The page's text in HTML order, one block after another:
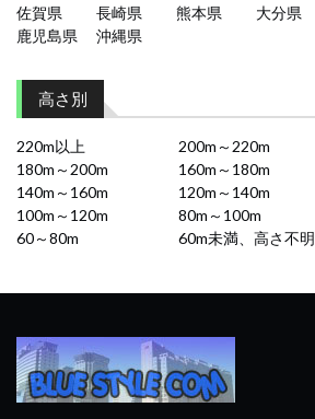
佐賀県
長崎県 熊本県 大分県
鹿児島県
沖縄県
高さ別
220m以上
200m～220m
180m～200m
160m～180m
140m～160m
120m～140m
100m～120m
80m～100m
60～80m
60m未満、高さ不明